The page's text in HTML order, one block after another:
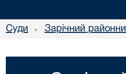
Суди • Зарічний